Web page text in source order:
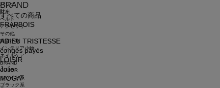
BRAND
すべての商品
FRAPBOIS
ADIEU TRISTESSE
congés payés
LOISIR
Julier
MOGA
バッグ
財布
ベルト
アクセサリ
その他
雑貨小物
インテリア小物
ネイルケア
BRAND
COLOR
ホワイト系
ブラック系